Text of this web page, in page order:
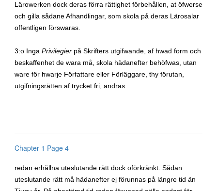
Lärowerken dock deras förra rättighet förbehållen, at öfwerse
och gilla sådane Afhandlingar, som skola på deras Lärosalar
offentligen förswaras.
3:o Inga Privilegier på Skrifters utgifwande, af hwad form och
beskaffenhet de wara må, skola hädanefter behöfwas, utan
ware för hwarje Författare eller Förläggare, thy förutan,
utgifningsrätten af trycket fri, andras
Chapter 1 Page 4
redan erhållna uteslutande rätt dock oförkränkt. Sådan
uteslutande rätt må hädanefter ej förunnas på längre tid än